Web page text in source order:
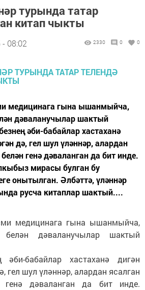
турында татар
китап чыкты
08:02 2330 0 0
медицинага гына ышанмыйча,
дәваланучылар шактый
әби-бабайлар хастаханә
дә, гел шул үләннәр, алардан
генә дәваланган да бит инде.
мирасы булган бу
онытылган. Әлбәттә, үләннәр
русча китаплар шактый....
медицинага гына ышанмыйча,
дәваланучылар шактый
әби-бабайлар хастаханә дигән
гел шул үләннәр, алардан ясалган
генә дәваланган да бит инде.